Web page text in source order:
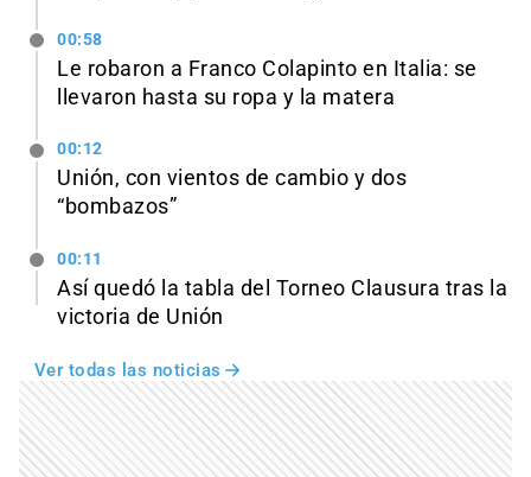
00:58
Le robaron a Franco Colapinto en Italia: se
llevaron hasta su ropa y la matera
00:12
Unión, con vientos de cambio y dos
“bombazos”
00:11
Así quedó la tabla del Torneo Clausura tras la
victoria de Unión
Ver todas las noticias